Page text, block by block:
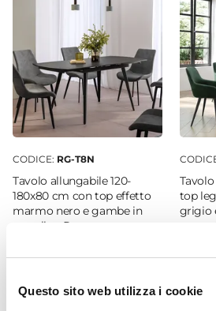
Questo sito web utilizza i cookie
Altezza Seduta
44 cm
Materiale Gambe
Metallo
Portata Massima
Blu petrolio
Colore Seduta
Finitura
Braccioli
CODICE: RG-T8N
Tavolo allungabile 120-
180x80 cm con top effetto
marmo nero e gambe in
metallo - Ragnar
€ 460,00
top
grigio
nero -
€